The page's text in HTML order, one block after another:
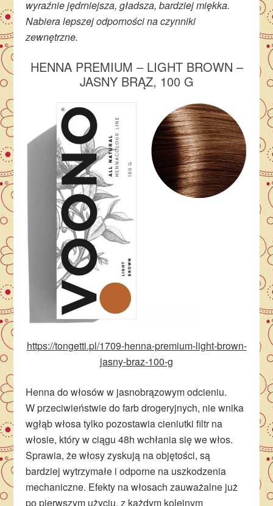
wyraźnie jędrniejsza, gładsza, bardziej miękka.
Nabiera lepszej odporności na czynniki
zewnętrzne.
HENNA PREMIUM – LIGHT BROWN –
JASNY BRĄZ, 100 G
https://tongetti.pl/1709-henna-premium-light-brown-
jasny-braz-100-g
Henna do włosów w jasnobrązowym odcieniu.
W przeciwieństwie do farb drogeryjnych, nie wnika
wgłąb włosa tylko pozostawia cieniutki filtr na
włosie, który w ciągu 48h wchłania się we włos.
Sprawia, że włosy zyskują na objętości, są
bardziej wytrzymałe i odporne na uszkodzenia
mechaniczne. Efekty na włosach zauważalne już
po pierwszym użyciu, z każdym kolejnym